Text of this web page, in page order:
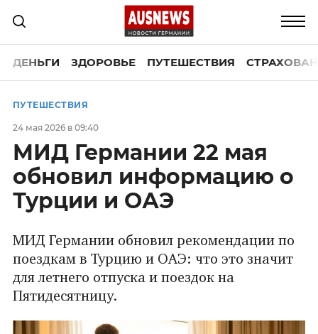
ДЕНЬГИ ЗДОРОВЬЕ ПУТЕШЕСТВИЯ
ПУТЕШЕСТВИЯ
24 мая 2026 в 09:40
МИД Германии 22 мая
обновил информацию о
Турции и ОАЭ
МИД Германии обновил рекомендации по
поездкам в Турцию и ОАЭ: что это значит
для летнего отпуска и поездок на
Пятидесятницу.